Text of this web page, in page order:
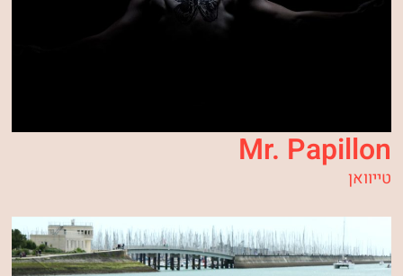
Mr. Papillon
טייוואן